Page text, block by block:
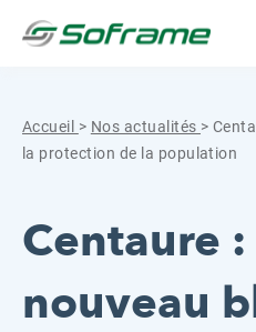
Accueil > Nos actualités >
la protection de la population
Centaure
nouveau